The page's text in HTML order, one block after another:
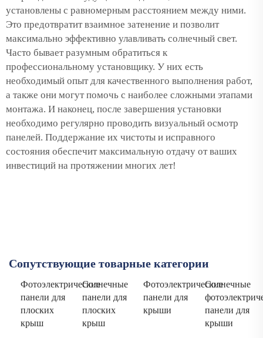
установлены с равномерным расстоянием между ними.
Это предотвратит взаимное затенение и позволит
максимально эффективно улавливать солнечный свет.
Часто бывает разумным обратиться к
профессиональному установщику. У них есть
необходимый опыт для качественного выполнения работ,
а также они могут помочь с наиболее сложными этапами
монтажа. И наконец, после завершения установки
необходимо регулярно проводить визуальный осмотр
панелей. Поддержание их чистоты и исправного
состояния обеспечит максимальную отдачу от ваших
инвестиций на протяжении многих лет!
Сопутствующие товарные категории
Фотоэлектрические
панели для
плоских
крыш
Солнечные
панели для
плоских
крыш
Фотоэлектрические
панели для
крыши
Солнечные
панели для
крыши